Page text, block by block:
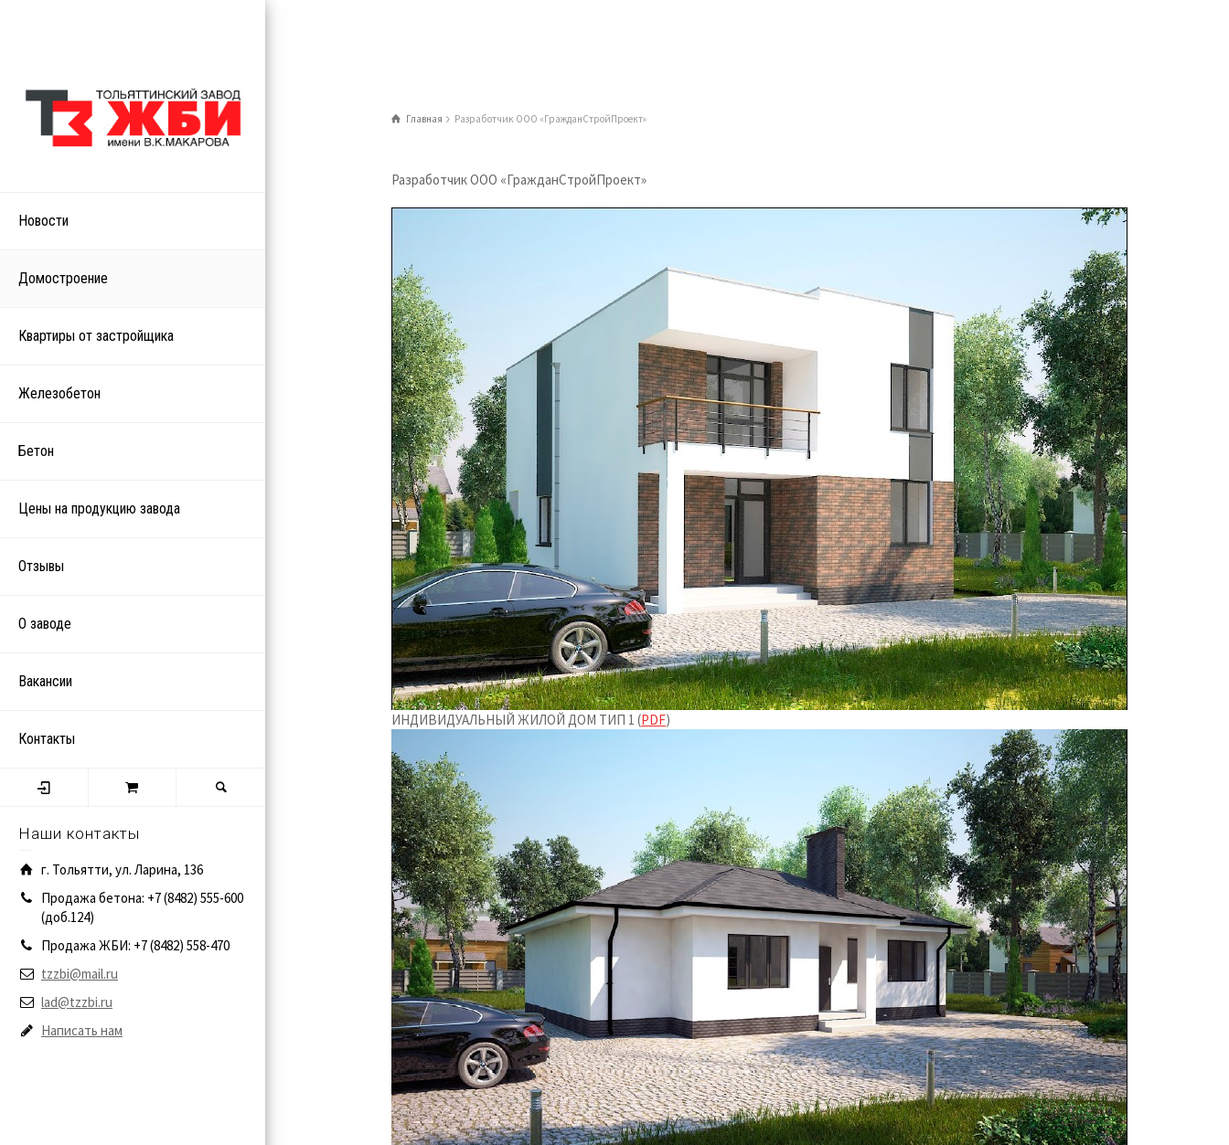
Новости
Домостроение
Квартиры от застройщика
Железобетон
Бетон
Цены на продукцию завода
Отзывы
О заводе
Вакансии
Контакты
Наши контакты
г. Тольятти, ул. Ларина, 136
Продажа бетона: +7 (8482) 555-600
(доб.124)
Продажа ЖБИ: +7 (8482) 558-470
tzzbi@mail.ru
lad@tzzbi.ru
Написать нам
Главная Разработчик ООО «ГражданСтройПроект»
Разработчик ООО «ГражданСтройПроект»
ИНДИВИДУАЛЬНЫЙ ЖИЛОЙ ДОМ ТИП 1 (PDF)